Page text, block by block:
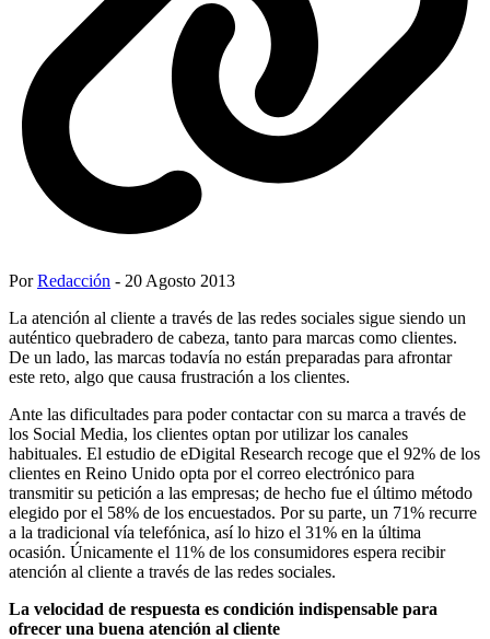
PorRedacción - 20 Agosto 2013
La atención al cliente a través de las redes sociales sigue siendo un
auténtico quebradero de cabeza, tanto para marcas como clientes.
De un lado, las marcas todavía no están preparadas para afrontar
este reto, algo que causa frustración a los clientes.
Ante las dificultades para poder contactar con su marca a través de
los Social Media, los clientes optan por utilizar los canales
habituales. El estudio de eDigital Research recoge que el 92% de los
clientes en Reino Unido opta por el correo electrónico para
transmitir su petición a las empresas; de hecho fue el último método
elegido por el 58% de los encuestados. Por su parte, un 71% recurre
a la tradicional vía telefónica, así lo hizo el 31% en la última
ocasión. Únicamente el 11% de los consumidores espera recibir
atención al cliente a través de las redes sociales.
La velocidad de respuesta es condición indispensable para
ofrecer una buena atención al cliente